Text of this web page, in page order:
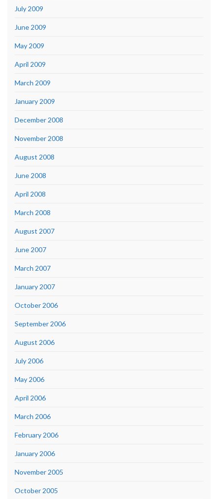
July 2009
June 2009
May 2009
April 2009
March 2009
January 2009
December 2008
November 2008
August 2008
June 2008
April 2008
March 2008
August 2007
June 2007
March 2007
January 2007
October 2006
September 2006
August 2006
July 2006
May 2006
April 2006
March 2006
February 2006
January 2006
November 2005
October 2005